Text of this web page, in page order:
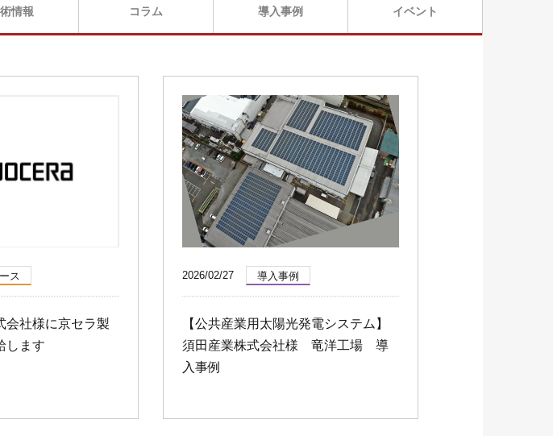
！
電
災害時の停電対策はできていますか？
太陽光発電・蓄電池
ダウンロード
ム
を閉じる
情報 コラム 導入事例 イベント
ス
会社様に京セラ製
します
2026/02/27 導入事例
【公共産業用太陽光発電システム】
須田産業株式会社様 竜洋工場 導
入事例